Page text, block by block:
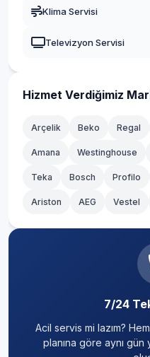
Klima Servisi
Televizyon Servisi
Hizmet Verdiğimiz
Arçelik Beko Regal
Amana Westinghouse
Teka Bosch Profilo
Ariston AEG Vestel
7/24
Acil servis mi lazım?
planına göre aynı